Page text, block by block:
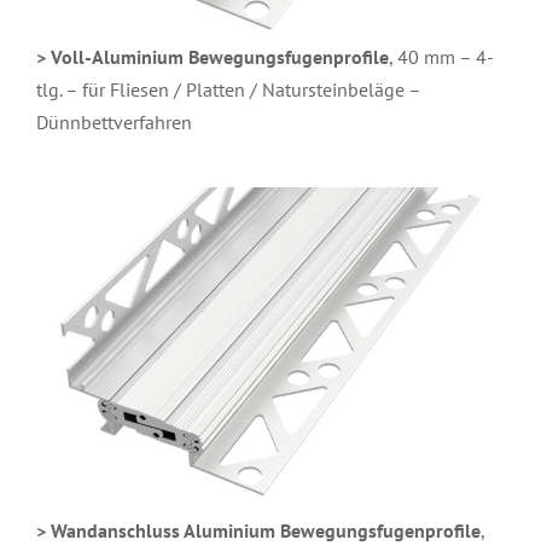
> Voll-Aluminium Bewegungsfugenprofile, 40 mm – 4-
tlg. – für Fliesen / Platten / Natursteinbeläge –
Dünnbettverfahren
> Wandanschluss Aluminium Bewegungsfugenprofile,